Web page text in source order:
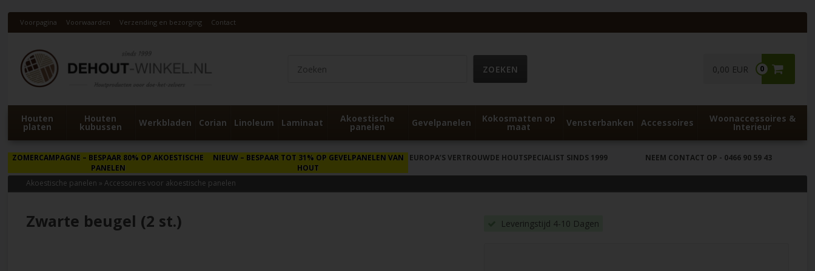
Voorpagina Voorwaarden Verzending en bezorging Contact
0
0,00 EUR
Houten
platen
Houten
kubussen Werkbladen Corian Linoleum Laminaat Akoestische
panelen Gevelpanelen Kokosmatten op
maat Vensterbanken Accessoires Woonaccessoires &
Interieur
ZOMERCAMPAGNE – BESPAAR 80% OP AKOESTISCHE
PANELEN
NIEUW– BESPAAR TOT 31% OP GEVELPANELEN VAN
HOUT
EUROPA’S VERTROUWDE HOUTSPECIALIST SINDS 1999 NEEM CONTACT OP - 0466 90 59 43
Akoestische panelen »Accessoires voor akoestische panelen
Zwarte beugel (2 st.) Leveringstijd 4-10 Dagen